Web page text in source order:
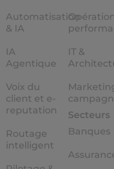
Automatisation
& IA
IA
Agentique
Voix du
client et e-
reputation
Routage
intelligent
IT &
Secteurs
Banques